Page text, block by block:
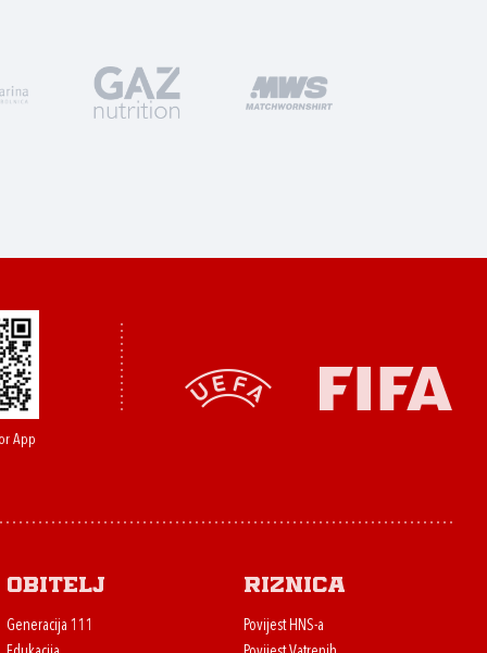
App
Obitelj
Generacija 111
Riznica
Povijest HNS-a